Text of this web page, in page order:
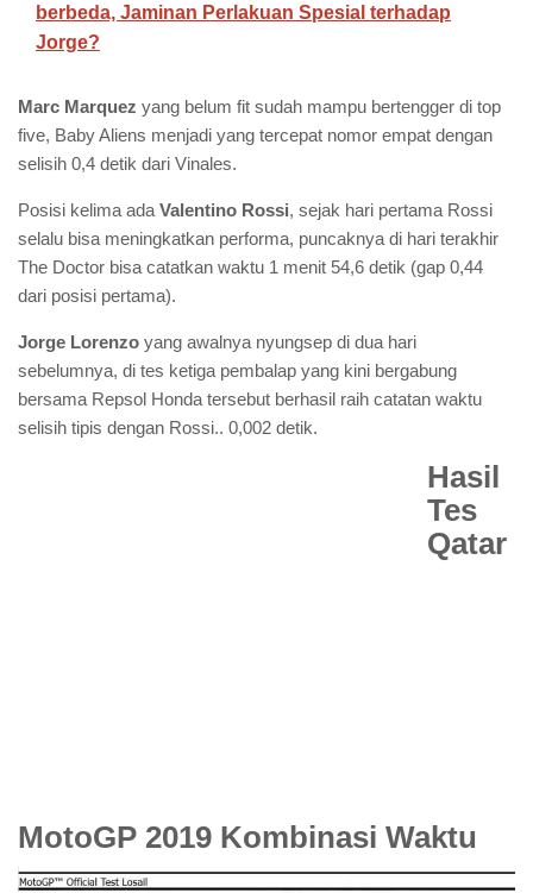
berbeda, Jaminan Perlakuan Spesial terhadap
Jorge?
Marc Marquez yang belum fit sudah mampu bertengger di top
five, Baby Aliens menjadi yang tercepat nomor empat dengan
selisih 0,4 detik dari Vinales.
Posisi kelima ada Valentino Rossi, sejak hari pertama Rossi
selalu bisa meningkatkan performa, puncaknya di hari terakhir
The Doctor bisa catatkan waktu 1 menit 54,6 detik (gap 0,44
dari posisi pertama).
Jorge Lorenzo yang awalnya nyungsep di dua hari
sebelumnya, di tes ketiga pembalap yang kini bergabung
bersama Repsol Honda tersebut berhasil raih catatan waktu
selisih tipis dengan Rossi.. 0,002 detik.
Hasil
Tes
Qatar
MotoGP 2019 Kombinasi Waktu